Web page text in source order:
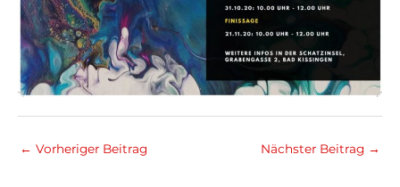
← Vorheriger Beitrag Nächster Beitrag →